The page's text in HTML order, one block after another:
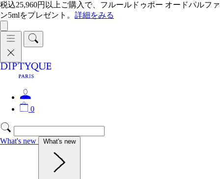
税込25,960円以上ご購入で、フルールドゥポー オードパルファ
ン5mlをプレゼント。 詳細をみる
0
What's new What's new